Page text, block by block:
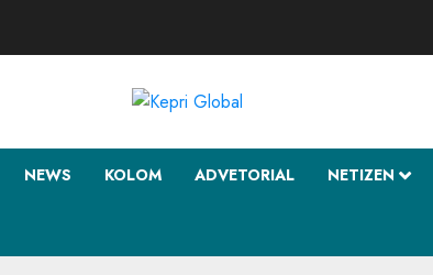
NEWS KOLOM ADVETORIAL NETIZEN